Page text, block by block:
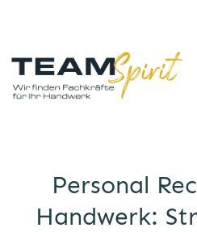
Personal
Handwerk: